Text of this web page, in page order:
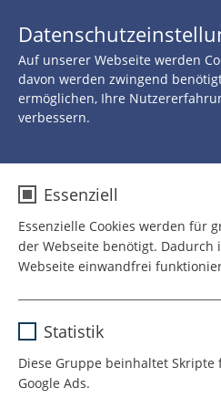
Auf unserer Webseite werden
davon werden zwingend
ermöglichen, Ihre
verbessern.
Essenziell
Essenzielle Cookies werden für
der Webseite benötigt. Dadurch
Webseite einwandfrei
Laufzeit
Statistik
Diese Gruppe beinhaltet Skripte
Google Ads.